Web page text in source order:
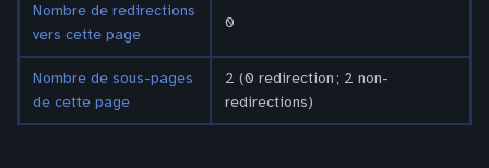
Nombre de redirections
vers cette page
0
Nombre de sous-pages
de cette page
2 (0 redirection ; 2 non-
redirections)